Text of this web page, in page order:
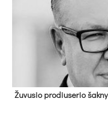
Žu­vu­sio pro­diu­se­rio